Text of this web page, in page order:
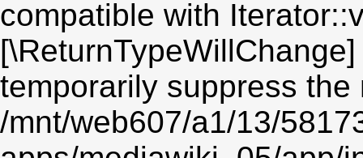
compatible with
temporarily suppress the
/mnt/web607/a1/13/